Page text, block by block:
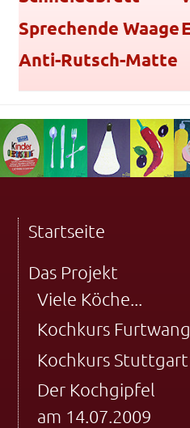
Sprechende Waage
Anti-Rutsch-Matte
Startseite
Das Projekt
Viele Köche...
Kochkurs
Kochkurs Stuttgart
Der Kochgipfel
am 14.07.2009